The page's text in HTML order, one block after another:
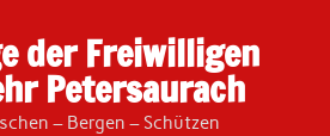
der Freiwilligen
Petersaurach
– Bergen – Schützen